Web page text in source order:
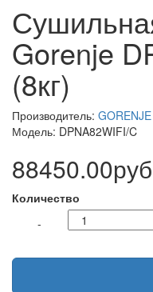
Gorenje
(8кг)
Производитель: GORENJE
Модель: DPNA82WIFI/C
88450.00руб
Количество
-